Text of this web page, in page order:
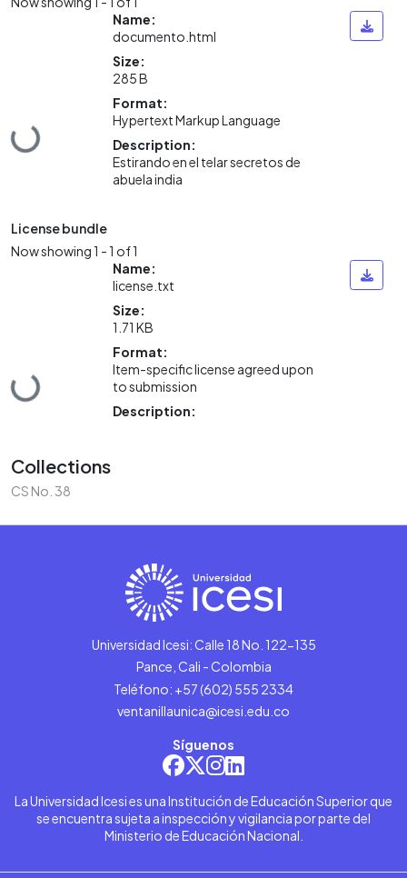
Loading...
Name:
documento.html
Size:
285 B
Format:
Hypertext Markup Language
Description:
Estirando en el telar secretos de
abuela india
License bundle
Now showing1 - 1 of 1
Loading...
Name:
license.txt
Size:
1.71 KB
Format:
Item-specific license agreed upon
to submission
Description:
Collections
CS No. 38
Universidad Icesi: Calle 18 No. 122-135
Pance, Cali - Colombia
Teléfono: +57 (602) 555 2334
ventanillaunica@icesi.edu.co
Síguenos
La Universidad Icesi es una Institución de Educación Superior que
se encuentra sujeta a inspección y vigilancia por parte del
Ministerio de Educación Nacional.